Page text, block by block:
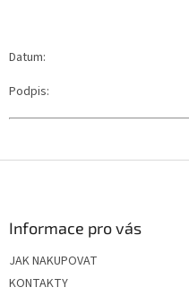
Datum:
Podpis:
Informace pro vás
JAK NAKUPOVAT
KONTAKTY